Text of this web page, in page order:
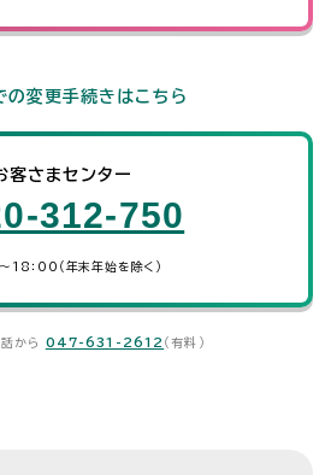
の変更手続きはこちら
客さまセンター
312-750
18：00（年末年始を除く）
から 047-631-2612 （有料）